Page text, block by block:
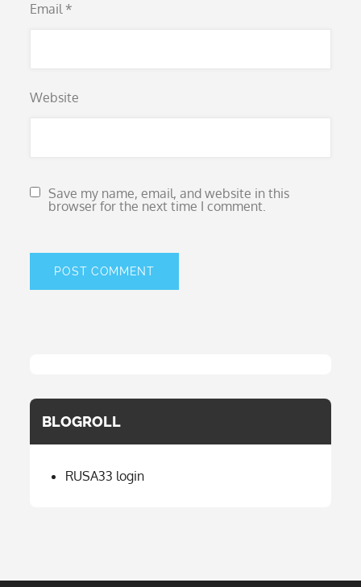
Email *
Website
Save my name, email, and website in this
browser for the next time I comment.
BLOGROLL
RUSA33 login